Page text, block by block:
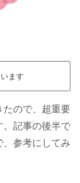
ます
たので、超重要
。記事の後半で
、参考にしてみ